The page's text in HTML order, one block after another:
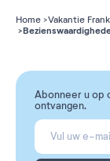
Home Vakantie
Abonneer u op
ontvangen.